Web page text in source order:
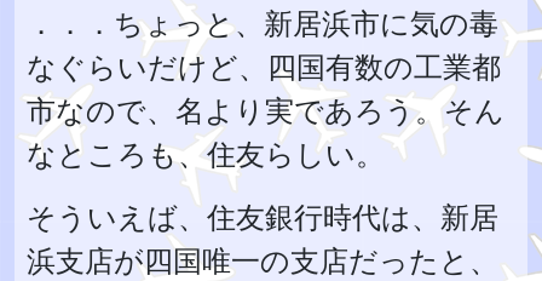
．．．ちょっと、新居浜市に気の毒
なぐらいだけど、四国有数の工業都
市なので、名より実であろう。そん
なところも、住友らしい。
そういえば、住友銀行時代は、新居
浜支店が四国唯一の支店だったと、